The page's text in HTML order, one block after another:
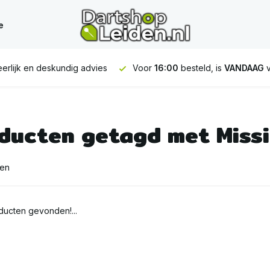
en deskundig advies Voor 16:00 besteld, is VANDAAG
getagd met
gevonden!...